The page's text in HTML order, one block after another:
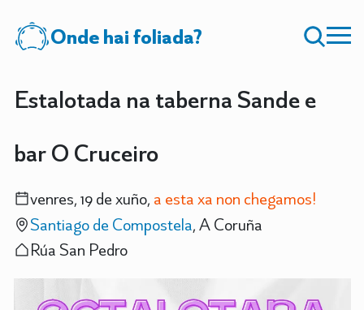
Onde hai foliada?
Estalotada na taberna Sande e
bar O Cruceiro
venres, 19 de xuño, a esta xa non chegamos!
Santiago de Compostela, A Coruña
Rúa San Pedro